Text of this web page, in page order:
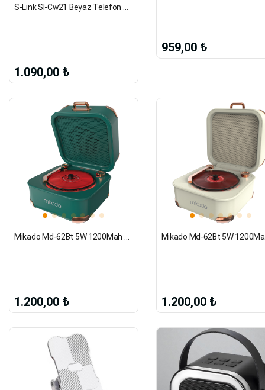
S-Link Sl-Cw21 Beyaz Telefon Uyumlu Fast Şarj 15W Ayarlanabilir Led Işıklı Lcd Ekran Double Alarmlı
1.090,00 ₺
959,00 ₺
Mikado Md-62Bt 5W 1200Mah Yeşil Tf Kart + Bluetooth Destekli Klasik Retro Müzik Kutusu
1.200,00 ₺ 1.200,00 ₺